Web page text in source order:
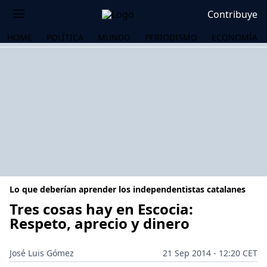
Contribuye
HOME POLÍTICA MUNDO PERIODISMO ECONOMÍA
Lo que deberían aprender los independentistas catalanes
Tres cosas hay en Escocia:
Respeto, aprecio y dinero
José Luis Gómez
21 Sep 2014 - 12:20 CET